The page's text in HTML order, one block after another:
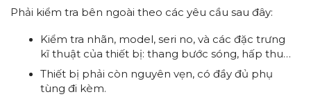
Phải kiểm tra bên ngoài theo các yêu cầu sau đây:
Kiểm tra nhãn, model, seri no, và các đặc trưng
kĩ thuật của thiết bị: thang bước sóng, hấp thu…
Thiết bị phải còn nguyên vẹn, có đầy đủ phụ
tùng đi kèm.